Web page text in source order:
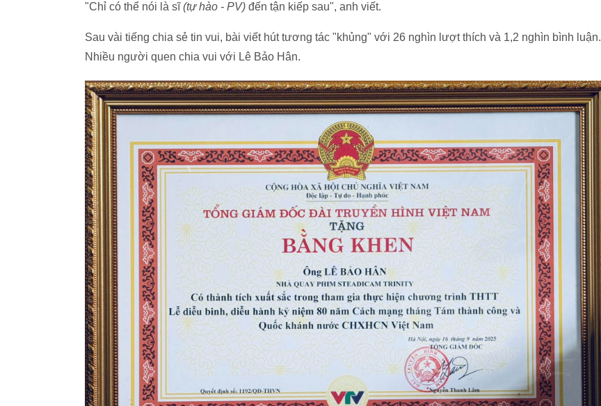
"Chỉ có thể nói là sĩ(tự hào - PV) đến tận kiếp sau", anh viết.
Sau vài tiếng chia sẻ tin vui, bài viết hút tương tác "khủng" với 26 nghìn lượt thích và 1,2 nghìn bình luận.
Nhiều người quen chia vui với Lê Bảo Hân.